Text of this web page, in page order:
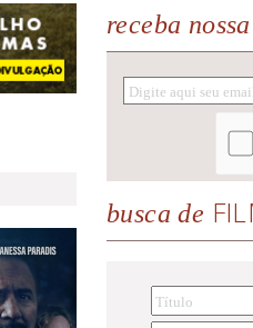
receba nossa
busca de